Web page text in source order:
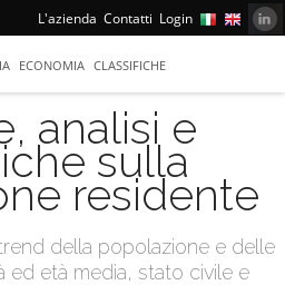
L'azienda Contatti Login
ECONOMIA CLASSIFICHE
analisi e
sulla
residente
della popolazione e delle
ed età media, stato civile e